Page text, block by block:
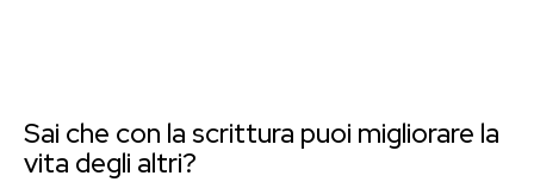
Sai che con la scrittura puoi migliorare la
vita degli altri?